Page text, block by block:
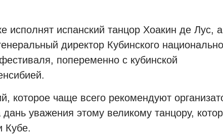
исполнят испанский танцор Хоакин де Лус, а
директор Кубинского
попеременно с кубинской
которое чаще всего рекомендуют
уважения этому великому танцору,
Кубе.